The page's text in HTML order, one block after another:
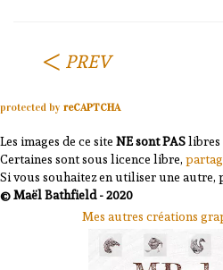
PREV
protected by reCAPTCHA
Les images de ce siteNE sont PASlibres
Certaines sont sous licence libre,
Si vous souhaitez en utiliser une autre,
© Maël Bathfield - 2020
Mes autres créations